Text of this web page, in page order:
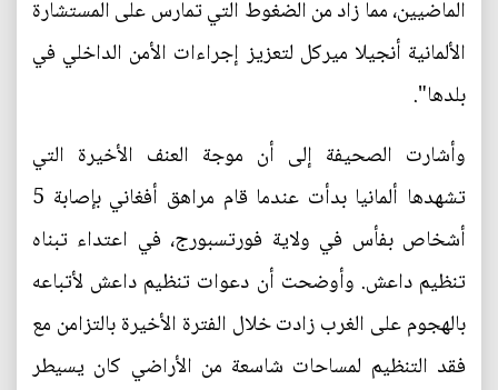
الماضيين، مما زاد من الضغوط التي تمارس على المستشارة
الألمانية أنجيلا ميركل لتعزيز إجراءات الأمن الداخلي في
بلدها".
وأشارت الصحيفة إلى أن موجة العنف الأخيرة التي
تشهدها ألمانيا بدأت عندما قام مراهق أفغاني بإصابة 5
أشخاص بفأس في ولاية فورتسبورج، في اعتداء تبناه
تنظيم داعش. وأوضحت أن دعوات تنظيم داعش لأتباعه
بالهجوم على الغرب زادت خلال الفترة الأخيرة بالتزامن مع
فقد التنظيم لمساحات شاسعة من الأراضي كان يسيطر